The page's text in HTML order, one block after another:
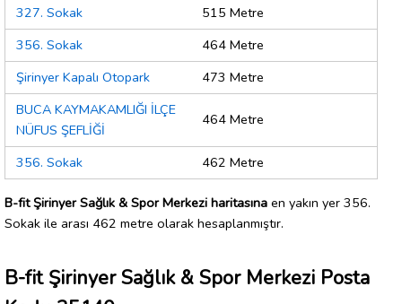
327. Sokak
515 Metre
356. Sokak
464 Metre
Şirinyer Kapalı Otopark
473 Metre
BUCA KAYMAKAMLIĞI İLÇE
NÜFUS ŞEFLİĞİ
464 Metre
356. Sokak 462 Metre
B-fit Şirinyer Sağlık & Spor Merkezi haritasına en yakın yer 356.
Sokak ile arası 462 metre olarak hesaplanmıştır.
B-fit Şirinyer Sağlık & Spor Merkezi Posta